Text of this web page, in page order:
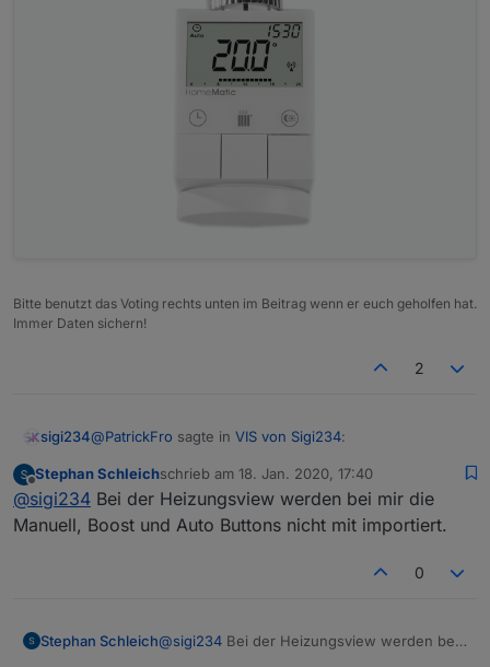
Bitte benutzt das Voting rechts unten im Beitrag wenn er euch geholfen hat.
Immer Daten sichern!
2
sigi234@PatrickFro sagte in VIS von Sigi234:
@ sigi234Würdest Du den Heizungs-View zur
Verfügung stellen? Sehe ich richtig, dass sogar
die korrekte Temperatur auf dem Abbild des
VIEW_Heizung_1.txt
angezeigt wird?
Ja, kannst du einstellen.
Offline
Stephan Schleichschrieb am 18. Jan. 2020, 17:40
zuletzt editiert von
@sigi234 Bei der Heizungsview werden bei mir die
Manuell, Boost und Auto Buttons nicht mit importiert.
0
Stephan Schleich@sigi234 Bei der Heizungsview werden bei